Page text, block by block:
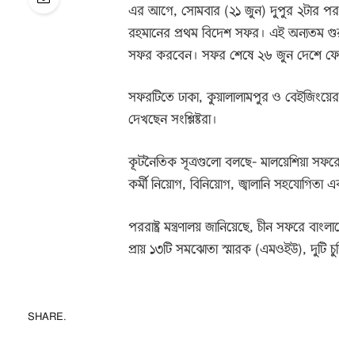
এর আগে, সোমবার (২১ জুন) দুপুর ২টার পর
রহমানের প্রথম বিদেশ সফর। এই অন্যতম
সফর করবেন। সফর শেষে ২৬ জুন দেশে
সফরটিতে ঢাকা, কুয়ালালামপুর ও
দেখছেন সংশ্লিষ্টরা।
কূটনৈতিক সূত্রগুলো বলছে- মালয়েশিয়া সফরে
কর্মী নিয়োগ, বিনিয়োগ, জ্বালানি সহযোগিতা
পররাষ্ট্র মন্ত্রণালয় জানিয়েছে, চীন সফরে
প্রায় ১৩টি সমঝোতা স্মারক (এমওইউ), দুটি
SHARE.